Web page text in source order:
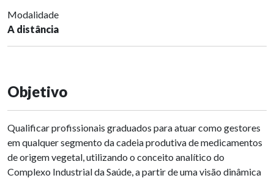
Modalidade
A distância
Objetivo
Qualificar profissionais graduados para atuar como gestores
em qualquer segmento da cadeia produtiva de medicamentos
de origem vegetal, utilizando o conceito analítico do
Complexo Industrial da Saúde, a partir de uma visão dinâmica